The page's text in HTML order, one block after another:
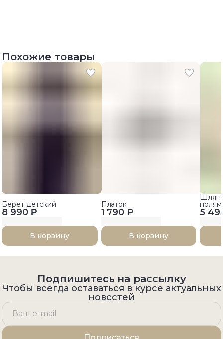
Похожие товары
8 990 ₽
Берет детский
В корзину
1 790 ₽
Платок
В корзину
5
Подпишитесь на рассылку
Чтобы всегда оставаться в курсе актуальных
новостей